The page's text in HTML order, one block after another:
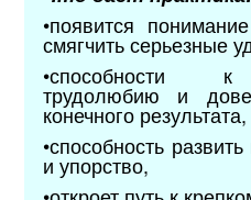
•появится
смягчить серьезные
•способности к
трудолюбию и
конечного результата,
•способность
и упорство,